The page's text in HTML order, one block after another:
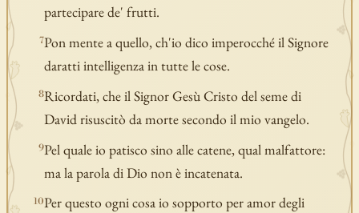
partecipare de' frutti.
7Pon mente a quello, ch'io dico imperocché il Signore
daratti intelligenza in tutte le cose.
8Ricordati, che il Signor Gesù Cristo del seme di
David risuscitò da morte secondo il mio vangelo.
9Pel quale io patisco sino alle catene, qual malfattore:
ma la parola di Dio non è incatenata.
10Per questo ogni cosa io sopporto per amor degli